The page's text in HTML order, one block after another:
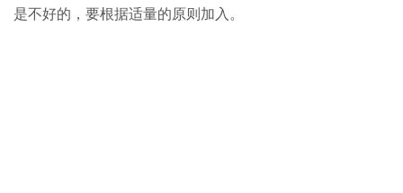
是不好的，要根据适量的原则加入。